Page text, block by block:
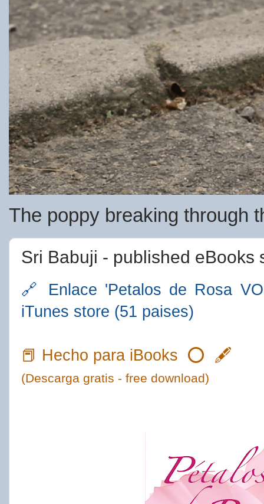
The poppy breaking through
Sri Babuji - published eBooks
🔗 Enlace 'Petalos de Rosa
iTunes store (51 paises)
📕 Hecho para iBooks ⭕️ 🖋
(Descarga gratis - free download)